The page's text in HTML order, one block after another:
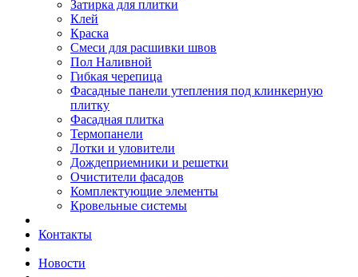
Затирка для плитки
Клей
Краска
Смеси для расшивки швов
Пол Наливной
Гибкая черепица
Фасадные панели утепления под клинкерную
плитку
Фасадная плитка
Термопанели
Лотки и уловители
Дождеприемники и решетки
Очистители фасадов
Комплектующие элементы
Кровельные системы
Контакты
Новости